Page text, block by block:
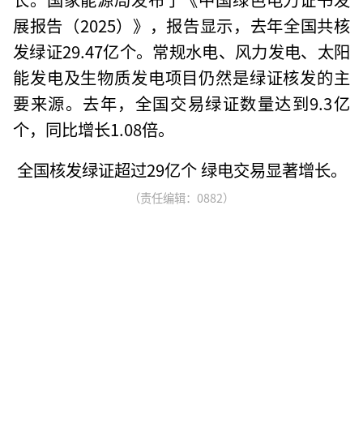
展报告（2025）》，报告显示，去年全国共核
发绿证29.47亿个。常规水电、风力发电、太阳
能发电及生物质发电项目仍然是绿证核发的主
要来源。去年，全国交易绿证数量达到9.3亿
个，同比增长1.08倍。
全国核发绿证超过29亿个 绿电交易显著增长。
（责任编辑：0882）